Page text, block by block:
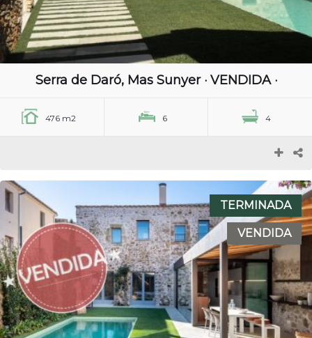
Serra de Daró, Mas Sunyer · VENDIDA ·
476 m2 6 4
TERMINADA
VENDIDA